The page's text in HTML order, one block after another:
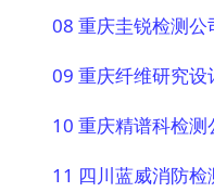
08 重庆圭锐检测公
09 重庆纤维研究设
10 重庆精谱科检
11 四川蓝威消防